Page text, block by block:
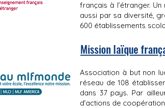
français à l’étranger.
aussi par sa diversité,
600 établissements
Mission laïque
Association à but non
réseau de 108
dans 37 pays. Par
d'actions de